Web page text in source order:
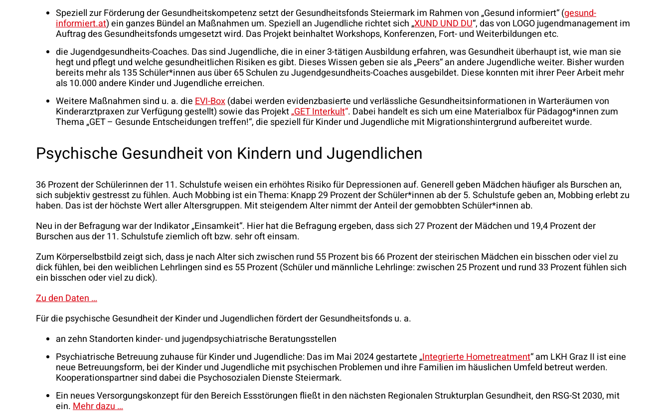
Speziell zur Förderung der Gesundheitskompetenz setzt der Gesundheitsfonds Steiermark im Rahmen von „Gesund informiert“ (gesund-
informiert.at) ein ganzes Bündel an Maßnahmen um. Speziell an Jugendliche richtet sich „XUND UND DU“, das von LOGO jugendmanagement im
Auftrag des Gesundheitsfonds umgesetzt wird. Das Projekt beinhaltet Workshops, Konferenzen, Fort- und Weiterbildungen etc.
die Jugendgesundheits-Coaches. Das sind Jugendliche, die in einer 3-tätigen Ausbildung erfahren, was Gesundheit überhaupt ist, wie man sie
hegt und pflegt und welche gesundheitlichen Risiken es gibt. Dieses Wissen geben sie als „Peers“ an andere Jugendliche weiter. Bisher wurden
bereits mehr als 135 Schüler*innen aus über 65 Schulen zu Jugendgesundheits-Coaches ausgebildet. Diese konnten mit ihrer Peer Arbeit mehr
als 10.000 andere Kinder und Jugendliche erreichen.
Weitere Maßnahmen sind u. a. dieEVI-Box(dabei werden evidenzbasierte und verlässliche Gesundheitsinformationen in Warteräumen von
Kinderarztpraxen zur Verfügung gestellt) sowie das Projekt„GET Interkult“. Dabei handelt es sich um eine Materialbox für Pädagog*innen zum
Thema „GET – Gesunde Entscheidungen treffen!“, die speziell für Kinder und Jugendliche mit Migrationshintergrund aufbereitet wurde.
Psychische Gesundheit von Kindern und Jugendlichen
36 Prozent der Schülerinnen der 11. Schulstufe weisen ein erhöhtes Risiko für Depressionen auf. Generell geben Mädchen häufiger als Burschen an,
sich subjektiv gestresst zu fühlen. Auch Mobbing ist ein Thema: Knapp 29 Prozent der Schüler*innen ab der 5. Schulstufe geben an, Mobbing erlebt zu
haben. Das ist der höchste Wert aller Altersgruppen. Mit steigendem Alter nimmt der Anteil der gemobbten Schüler*innen ab.
Neu in der Befragung war der Indikator „Einsamkeit“. Hier hat die Befragung ergeben, dass sich 27 Prozent der Mädchen und 19,4 Prozent der
Burschen aus der 11. Schulstufe ziemlich oft bzw. sehr oft einsam.
Zum Körperselbstbild zeigt sich, dass je nach Alter sich zwischen rund 55 Prozent bis 66 Prozent der steirischen Mädchen ein bisschen oder viel zu
dick fühlen, bei den weiblichen Lehrlingen sind es 55 Prozent (Schüler und männliche Lehrlinge: zwischen 25 Prozent und rund 33 Prozent fühlen sich
ein bisschen oder viel zu dick).
Zu den Daten …
Für die psychische Gesundheit der Kinder und Jugendlichen fördert der Gesundheitsfonds u. a.
an zehn Standorten kinder- und jugendpsychiatrische Beratungsstellen
Psychiatrische Betreuung zuhause für Kinder und Jugendliche: Das im Mai 2024 gestartete „Integrierte Hometreatment“ am LKH Graz II ist eine
neue Betreuungsform, bei der Kinder und Jugendliche mit psychischen Problemen und ihre Familien im häuslichen Umfeld betreut werden.
Kooperationspartner sind dabei die Psychosozialen Dienste Steiermark.
Ein neues Versorgungskonzept für den Bereich Essstörungen fließt in den nächsten Regionalen Strukturplan Gesundheit, den RSG-St 2030, mit
ein.Mehr dazu …